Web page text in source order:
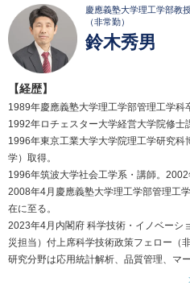
慶應義塾大学理工学部教
（非常勤）
鈴木秀男
【経歴】
1989年慶應義塾大学理工学部管理工学科
1992年ロチェスター大学経営大学院修士
1996年東京工業大学大学院理工学研究
学）取得。
1996年筑波大学社会工学系・講師。2002
2008年4月慶應義塾大学理工学部管理工
在に至る。
2023年4月内閣府 科学技術・イノベーシ
災担当）付上席科学技術政策フェロー（非
研究分野は応用統計解析、品質管理、マ